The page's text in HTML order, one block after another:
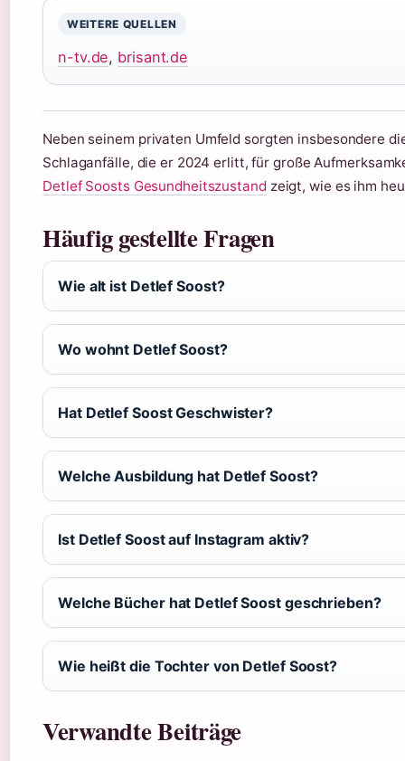
WEITERE QUELLEN
n-tv.de, brisant.de
Neben seinem privaten Umfeld sorgten insbesondere
Schlaganfälle, die er 2024 erlitt, für große
Detlef Soosts Gesundheitszustand zeigt, wie es ihm
Häufig gestellte Fragen
Wie alt ist Detlef Soost?
Wo wohnt Detlef Soost?
Hat Detlef Soost Geschwister?
Welche Ausbildung hat Detlef Soost?
Ist Detlef Soost auf Instagram aktiv?
Welche Bücher hat Detlef Soost geschrieben?
Wie heißt die Tochter von Detlef Soost?
Verwandte Beiträge